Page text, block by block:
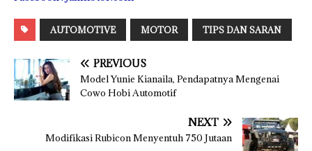
AUTOMOTIVE MOTOR TIPS DAN SARAN
PREVIOUS
Model Yunie Kianaila, Pendapatnya Mengenai
Cowo Hobi Automotif
NEXT
Modifikasi Rubicon Menyentuh 750 Jutaan